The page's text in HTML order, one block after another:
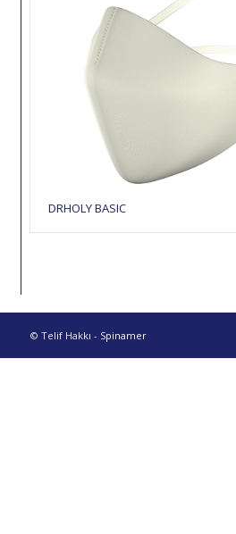
DRHOLY BASIC
© Telif Hakkı - Spinamer